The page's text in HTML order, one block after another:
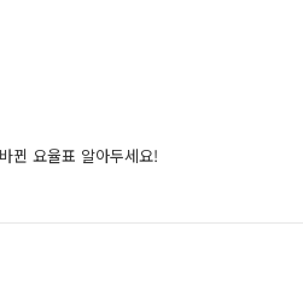
뀐 요율표 알아두세요!